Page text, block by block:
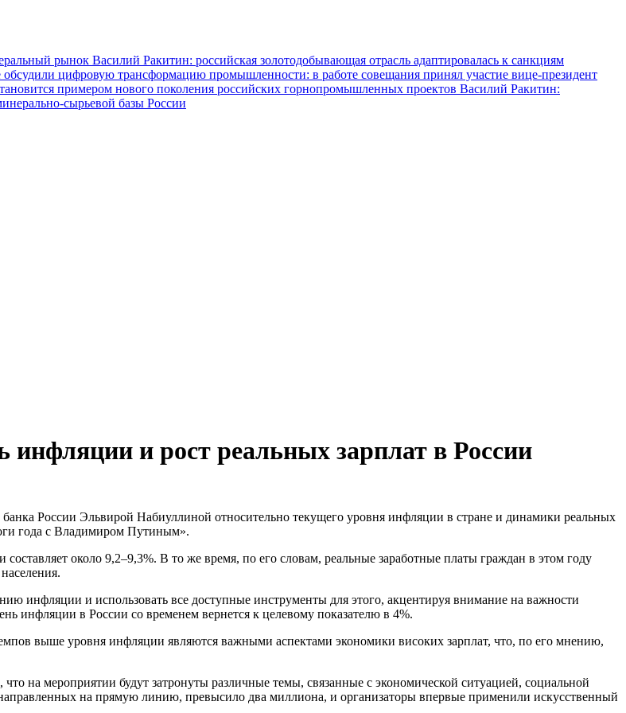
рынок Василий Ракитин: российская золотодобывающая отрасль адаптировалась к санкциям
обсудили цифровую трансформацию промышленности: в работе совещания принял участие вице-президент
примером нового поколения российских горнопромышленных проектов Василий Ракитин:
сырьевой базы России
инфляции и рост реальных зарплат в России
года с Владимиром Путиным».
около 9,2–9,3%. В то же время, по его словам, реальные заработные платы граждан в этом году
инфляции и использовать все доступные инструменты для этого, акцентируя внимание на важности
инфляции в России со временем вернется к целевому показателю в 4%.
выше уровня инфляции являются важными аспектами экономики високих зарплат, что, по его мнению,
на мероприятии будут затронуты различные темы, связанные с экономической ситуацией, социальной
на прямую линию, превысило два миллиона, и организаторы впервые применили искусственный